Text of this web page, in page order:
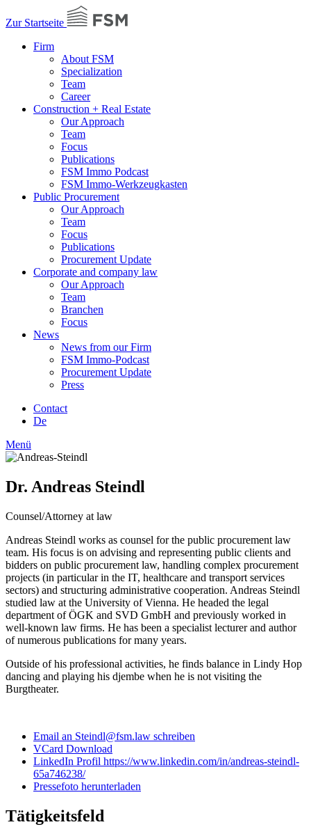
Zur Startseite
Firm
About FSM
Specialization
Team
Career
Construction + Real Estate
Our Approach
Team
Focus
Publications
FSM Immo Podcast
FSM Immo-Werkzeugkasten
Public Procurement
Our Approach
Team
Focus
Publications
Procurement Update
Corporate and company law
Our Approach
Team
Branchen
Focus
News
News from our Firm
FSM Immo-Podcast
Procurement Update
Press
Contact
De
Menü
Dr. Andreas Steindl
Counsel/Attorney at law
Andreas Steindl works as counsel for the public procurement law
team. His focus is on advising and representing public clients and
bidders on public procurement law, handling complex procurement
projects (in particular in the IT, healthcare and transport services
sectors) and structuring administrative cooperation. Andreas Steindl
studied law at the University of Vienna. He headed the legal
department of ÖGK and SVD GmbH and previously worked in
well-known law firms. He has been a specialist lecturer and author
of numerous publications for many years.
Outside of his professional activities, he finds balance in Lindy Hop
dancing and playing his djembe when he is not visiting the
Burgtheater.
Email an Steindl@fsm.law schreiben
VCard Download
LinkedIn Profil https://www.linkedin.com/in/andreas-steindl-
65a746238/
Pressefoto herunterladen
Tätigkeitsfeld